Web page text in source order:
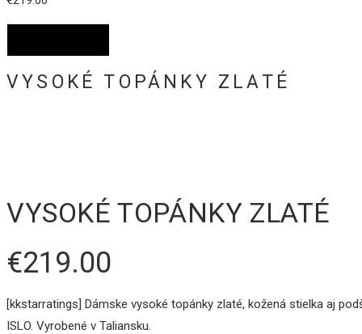
VYSOKÉ TOPÁNKY ZLATÉ
VYSOKÉ TOPÁNKY ZLATÉ
€219.00
[kkstarratings] Dámske vysoké topánky zlaté, kožená stielka aj
ISLO. Vyrobené v Taliansku.